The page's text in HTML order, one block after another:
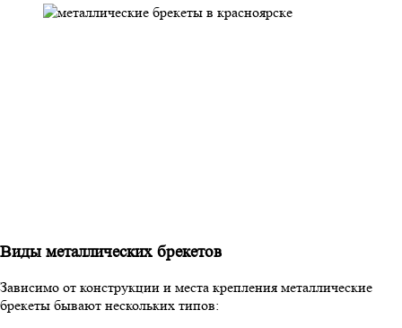
Виды металлических брекетов
Зависимо от конструкции и места крепления металлические
брекеты бывают нескольких типов: